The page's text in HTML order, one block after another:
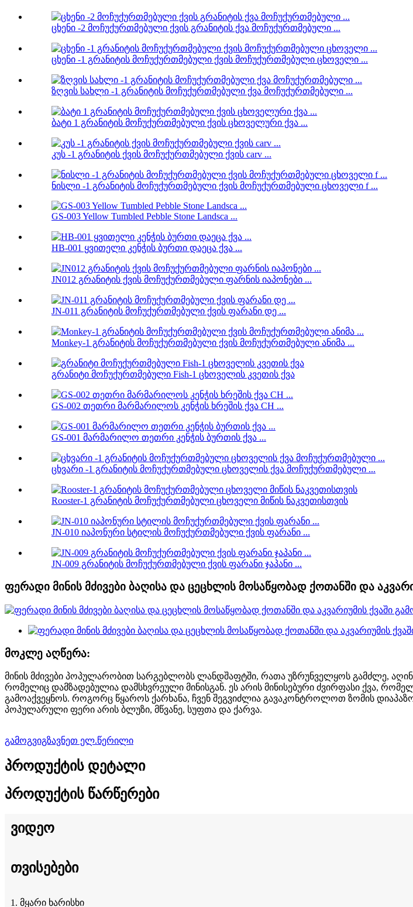
ცხენი -2 მოჩუქურთმებული ქვის გრანიტის ქვა მოჩუქურთმებული ...
ცხენი -1 გრანიტის მოჩუქურთმებული ქვის მოჩუქურთმებული ცხოველი ...
ზღვის სახლი -1 გრანიტის მოჩუქურთმებული ქვა მოჩუქურთმებული ...
ბატი 1 გრანიტის მოჩუქურთმებული ქვის ცხოველური ქვა ...
კუს -1 გრანიტის ქვის მოჩუქურთმებული ქვის carv ...
ნისლი -1 გრანიტის მოჩუქურთმებული ქვის მოჩუქურთმებული ცხოველი f ...
GS-003 Yellow Tumbled Pebble Stone Landsca ...
HB-001 ყვითელი კენჭის ბურთი დაეცა ქვა ...
JN012 გრანიტის ქვის მოჩუქურთმებული ფარნის იაპონები ...
JN-011 გრანიტის მოჩუქურთმებული ქვის ფარანი დე ...
Monkey-1 გრანიტის მოჩუქურთმებული ქვის მოჩუქურთმებული ანიმა ...
გრანიტი მოჩუქურთმებული Fish-1 ცხოველის კვეთის ქვა
GS-002 თეთრი მარმარილოს კენჭის ხრეშის ქვა CH ...
GS-001 მარმარილო თეთრი კენჭის ბურთის ქვა ...
ცხვარი -1 გრანიტის მოჩუქურთმებული ცხოველის ქვა მოჩუქურთმებული ...
Rooster-1 გრანიტის მოჩუქურთმებული ცხოველი მიწის ნაკვეთისთვის
JN-010 იაპონური სტილის მოჩუქურთმებული ქვის ფარანი ...
JN-009 გრანიტის მოჩუქურთმებული ქვის ფარანი ჯაპანი ...
ფერადი მინის მძივები ბაღისა და ცეცხლის მოსაწყობად ქოთანში და
მოკლე აღწერა:
მინის მძივები პოპულარობით სარგებლობს ლანდშაფტში, რათა უზრუნველყოს გამძლე,
რომელიც დამზადებულია დამსხვრეული მინისგან. ეს არის მინისებური ძვირფასი ქვა,
გამოაქვეყნოს. როგორც წყაროს ქარხანა, ჩვენ შეგვიძლია გავაკონტროლოთ ზომის
პოპულარული ფერი არის ბლუზი, მწვანე, სუფთა და ქარვა.
გამოგვიგზავნეთ ელ.წერილი
პროდუქტის დეტალი
პროდუქტის წარწერები
ვიდეო
თვისებები
1. მყარი ხარისხი